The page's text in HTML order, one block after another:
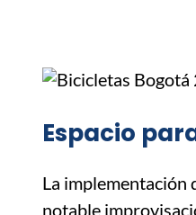
Espacio
La implementación
notable